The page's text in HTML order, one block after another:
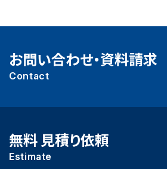
お問い合わせ・資料請求
Contact
無料 見積り依頼
Estimate